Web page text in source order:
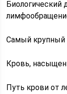
Биологический
Самый крупный
Кровь,
Путь крови от